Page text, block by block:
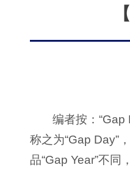
编者按：
称之为“Gap Day”
品“Gap Year”不